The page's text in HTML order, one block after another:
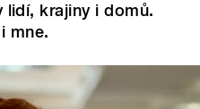
lidí, krajiny i domů.
mne.